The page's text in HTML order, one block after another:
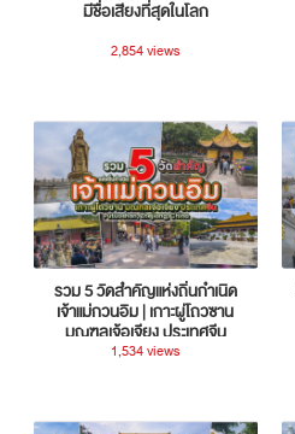
มีชื่อเสียงที่สุดในโลก
2,854 views
รวม 5 วัดสำคัญแห่งถิ่นกำเนิด
เจ้าแม่กวนอิม | เกาะผู่โถวซาน
มณฑลเจ้อเจียง ประเทศจีน
1,534 views